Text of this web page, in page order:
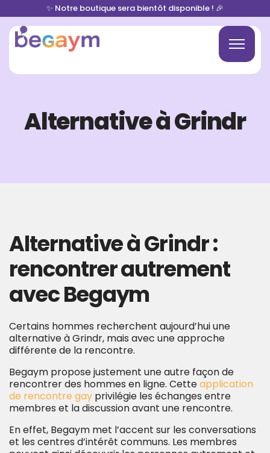
✨ Notre boutique sera bientôt disponible ! 🎉
Alternative à Grindr
Alternative à Grindr :
rencontrer autrement
avec Begaym
Certains hommes recherchent aujourd’hui une
alternative à Grindr, mais avec une approche
différente de la rencontre.
Begaym propose justement une autre façon de
rencontrer des hommes en ligne. Cetteapplication
de rencontre gay privilégie les échanges entre
membres et la discussion avant une rencontre.
En effet, Begaym met l’accent sur les conversations
et les centres d’intérêt communs. Les membres